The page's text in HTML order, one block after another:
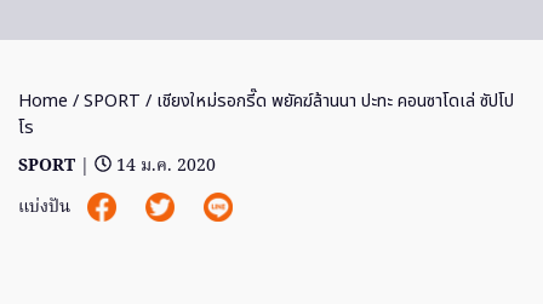
Home /SPORT / เชียงใหม่รอกรี๊ด พยัคฆ์ล้านนา ปะทะ คอนซาโดเล่ ซัปโป
โร
SPORT |
14 ม.ค. 2020
แบ่งปัน